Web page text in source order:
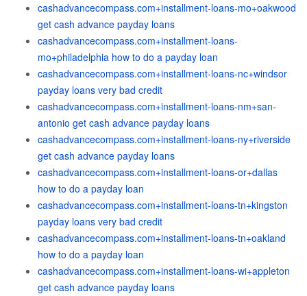
cashadvancecompass.com+installment-loans-mo+oakwood
get cash advance payday loans
cashadvancecompass.com+installment-loans-
mo+philadelphia how to do a payday loan
cashadvancecompass.com+installment-loans-nc+windsor
payday loans very bad credit
cashadvancecompass.com+installment-loans-nm+san-
antonio get cash advance payday loans
cashadvancecompass.com+installment-loans-ny+riverside
get cash advance payday loans
cashadvancecompass.com+installment-loans-or+dallas
how to do a payday loan
cashadvancecompass.com+installment-loans-tn+kingston
payday loans very bad credit
cashadvancecompass.com+installment-loans-tn+oakland
how to do a payday loan
cashadvancecompass.com+installment-loans-wi+appleton
get cash advance payday loans